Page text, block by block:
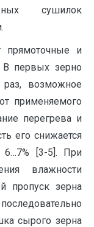
сушилок
прямоточные и
В первых зерно
возможное
применяемого
перегрева и
его снижается
[3-5]. При
влажности
пропуск зерна
сырого зерна